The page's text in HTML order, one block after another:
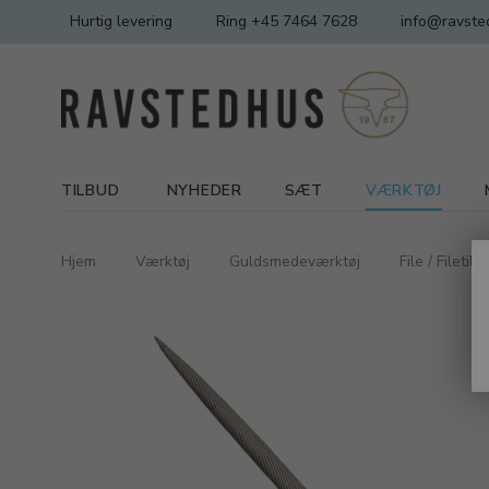
Hurtig levering Ring +45 7464 7628
TILBUD NYHEDER SÆT VÆRKTØJ
Hjem Værktøj Guldsmedeværktøj File /